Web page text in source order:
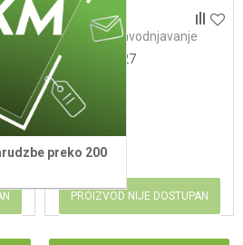
preko 200
Setovi za navodnjavanje
Slap set 5427
13,60
PROIZVOD NIJE DOSTUPAN